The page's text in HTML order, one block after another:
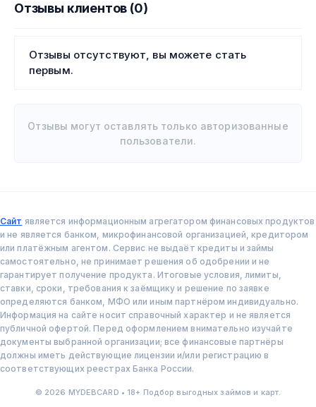
Отзывы клиентов (0)
Отзывы отсутствуют, вы можете стать
первым.
Отзывы могут оставлять только авторизованные
пользователи.
Сайт является информационным агрегатором финансовых продуктов
и не является банком, микрофинансовой организацией, кредитором
или платёжным агентом. Сервис не выдаёт кредиты и займы
самостоятельно, не принимает решения об одобрении и не
гарантирует получение продукта. Итоговые условия, лимиты,
ставки, сроки, требования к заёмщику и решение по заявке
определяются банком, МФО или иным партнёром индивидуально.
Информация на сайте носит справочный характер и не является
публичной офертой. Перед оформлением внимательно изучайте
документы выбранной организации; все финансовые партнёры
должны иметь действующие лицензии и/или регистрацию в
соответствующих реестрах Банка России.
© 2026 MYDEBCARD • 18+ Подбор выгодных займов и карт.